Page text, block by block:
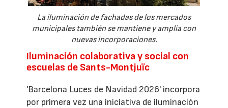
La iluminación de fachadas de los mercados
municipales también se mantiene y amplía con
nuevas incorporaciones.
Iluminación colaborativa y social con
escuelas de Sants-Montjuïc
'Barcelona Luces de Navidad 2026' incorpora
por primera vez una iniciativa de iluminación